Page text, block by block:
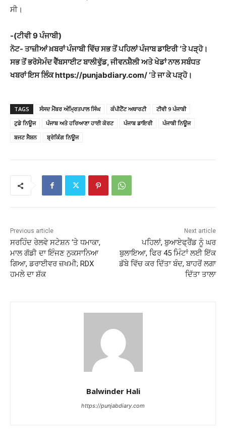
ਸੀ।
-(ਟੀਵੀ 9 ਪੰਜਾਬੀ)
ਨੋਟ- ਤਾਜ਼ੀਆਂ ਖ਼ਬਰਾਂ ਪੰਜਾਬੀ ਵਿੱਚ ਸਭ ਤੋਂ ਪਹਿਲਾਂ ਪੰਜਾਬ ਡਾਇਰੀ ‘ਤੇ ਪੜ੍ਹੋ।
ਸਭ ਤੋਂ ਭਰੋਸੇਮੰਦ ਵੈੱਬਸਾਈਟ ਬਾਲੀਵੁੱਡ, ਜੀਵਨਸ਼ੈਲੀ ਅਤੇ ਖੇਡਾਂ ਨਾਲ ਸਬੰਧਤ
ਖਬਰਾਂ ਇਸ ਲਿੰਕ https://punjabdiary.com/ ‘ਤੇ ਜਾ ਕੇ ਪੜ੍ਹੋ।
TAGS ਸੰਸਦ ਮੈਂਬਰ ਅੰਮ੍ਰਿਤਪਾਲ ਸਿੰਘ ਕੰਪੀਟੈਂਟ ਅਥਾਰਟੀ
ਟੀਵੀ 9 ਪੰਜਾਬੀ
ਟੁਡੇ ਨਿਊਜ
ਪੰਜਾਬ ਅਤੇ ਹਰਿਆਣਾ ਹਾਈ ਕੋਰਟ ਪੰਜਾਬ ਡਾਇਰੀ
ਪੰਜਾਬੀ ਨਿਊਜ
ਬਜਟ ਸੈਸ਼ਨ
ਬ੍ਰੇਕਿੰਗ ਨਿਊਜ
Previous article
ਸਰਹਿੰਦ ਰੇਲਵੇ ਸਟੇਸ਼ਨ ‘ਤੇ ਧਮਾਕਾ,
ਮਾਲ ਗੱਡੀ ਦਾ ਇੰਜਣ ਨੁਕਸਾਨਿਆ
ਗਿਆ, ਡਰਾਈਵਰ ਜ਼ਖਮੀ; RDX
ਹਮਲੇ ਦਾ ਸ਼ੱਕ
Next article
ਪਹਿਲਾਂ, ਬੁਆਏਫ੍ਰੈਂਡ ਨੂੰ ਘਰ
ਬੁਲਾਇਆ, ਫਿਰ 45 ਮਿੰਟਾਂ ਲਈ ਇੱਕ
ਡੱਬੇ ਵਿੱਚ ਕਰ ਦਿੱਤਾ ਬੰਦ, ਬਾਹਰੋਂ ਲਗਾ
ਦਿੱਤਾ ਤਾਲਾ
Balwinder Hali
https://punjabdiary.com